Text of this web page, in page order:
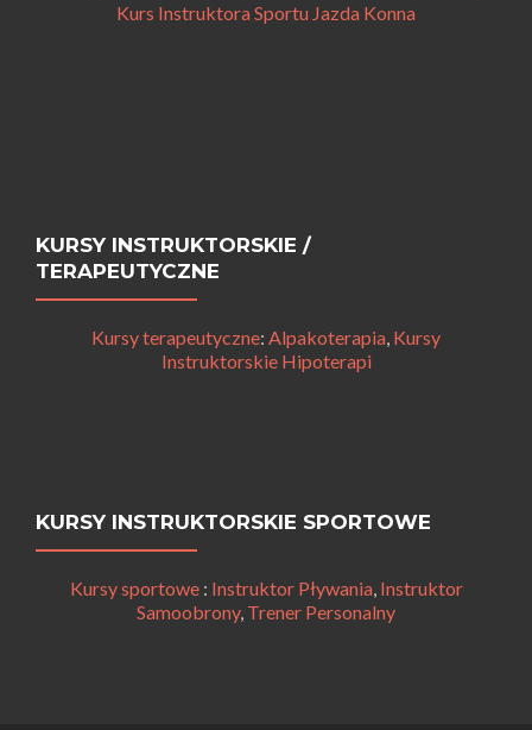
Kurs Instruktora Sportu Jazda Konna
KURSY INSTRUKTORSKIE /
TERAPEUTYCZNE
Kursy terapeutyczne: Alpakoterapia, Kursy
Instruktorskie Hipoterapi
KURSY INSTRUKTORSKIE SPORTOWE
Kursy sportowe: Instruktor Pływania, Instruktor
Samoobrony, Trener Personalny